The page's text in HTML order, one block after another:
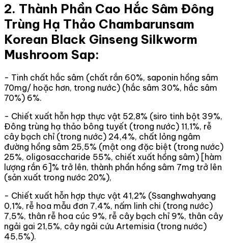
2. Thành Phần Cao Hắc Sâm Đông
Trùng Hạ Thảo Chambarunsam
Korean Black Ginseng Silkworm
Mushroom Sap:
- Tinh chất hắc sâm (chất rắn 60%, saponin hồng sâm
70mg/ hoặc hơn, trong nước) (hắc sâm 30%, hắc sâm
70%) 6%.
- Chiết xuất hỗn hợp thực vật 52,8% (siro tinh bột 39%,
Đông trùng hạ thảo bông tuyết (trong nước) 11,1%, rễ
cây bạch chỉ (trong nước) 24,4%, chất lỏng ngâm
đường hồng sâm 25,5% (mật ong đặc biệt (trong nước)
25%, oligosaccharide 55%, chiết xuất hồng sâm) [hàm
lượng rắn 6]% trở lên, thành phần hồng sâm 7mg trở lên
(sản xuất trong nước 20%),
- Chiết xuất hỗn hợp thực vật 41,2% (Ssanghwahyang
0,1%, rễ hoa mẫu đơn 7,4%, nấm linh chi (trong nước)
7,5%, thân rễ hoa cúc 9%, rễ cây bạch chỉ 9%, thân cây
ngải gai 21,5%, cây ngải cứu Artemisia (trong nước)
45,5%).